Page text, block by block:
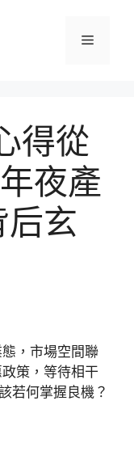
選
得從
夜產
玄
，市場空間聯
策，等待相干
若何掌握良機？